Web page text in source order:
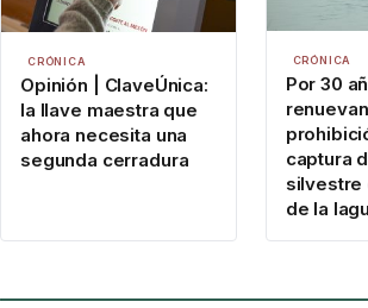
CRÓNICA
Opinión | ClaveÚnica:
la llave maestra que
ahora necesita una
segunda cerradura
CRÓNICA
Por 30
captura
silvestre
de la